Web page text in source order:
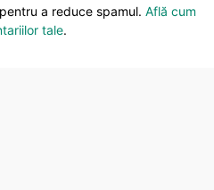
a reduce spamul. Află cum
tale.